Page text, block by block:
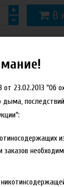
В
23.02.2013 "Об
заказов